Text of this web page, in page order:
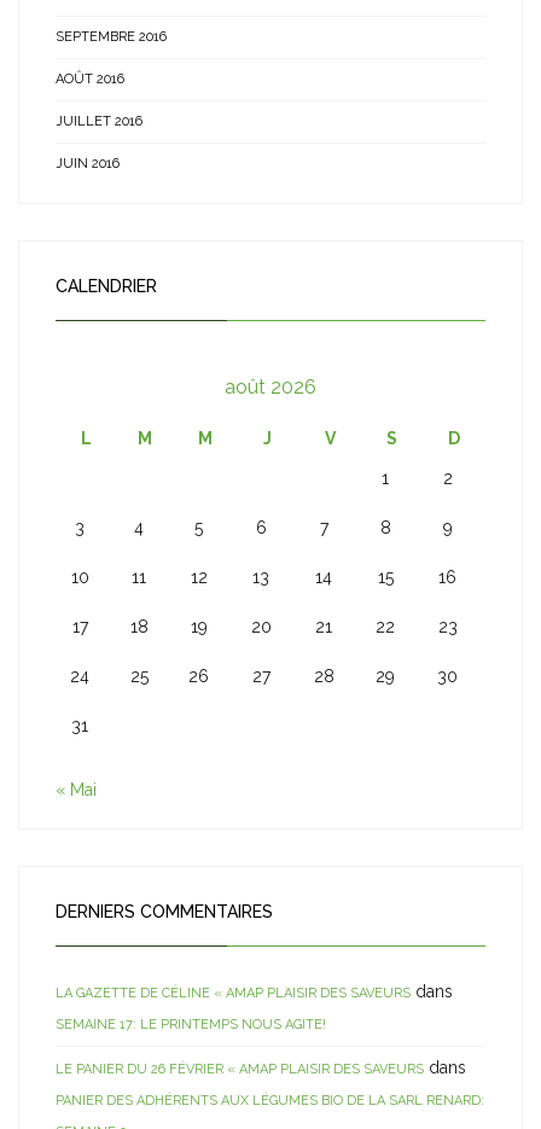
SEPTEMBRE 2016
AOÛT 2016
JUILLET 2016
JUIN 2016
CALENDRIER
août 2026
L M M J V S D
1 2
3 4 5 6 7 8 9
10 11 12 13 14 15 16
17 18 19 20 21 22 23
24 25 26 27 28 29 30
31
« Mai
DERNIERS COMMENTAIRES
LA GAZETTE DE CÉLINE « AMAP PLAISIR DES SAVEURS dans
SEMAINE 17: LE PRINTEMPS NOUS AGITE!
LE PANIER DU 26 FÉVRIER « AMAP PLAISIR DES SAVEURS dans
PANIER DES ADHÉRENTS AUX LÉGUMES BIO DE LA SARL RENARD: